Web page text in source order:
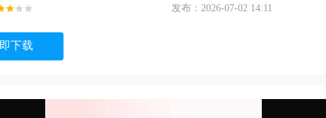
发布：2026-07-02 14:11
下载